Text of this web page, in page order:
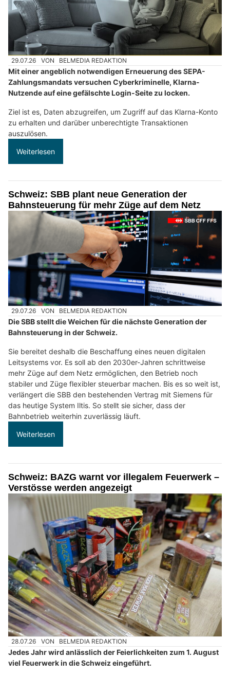
29.07.26 VON BELMEDIA REDAKTION
Mit einer angeblich notwendigen Erneuerung des SEPA-
Zahlungsmandats versuchen Cyberkriminelle, Klarna-
Nutzende auf eine gefälschte Login-Seite zu locken.
Ziel ist es, Daten abzugreifen, um Zugriff auf das Klarna-Konto
zu erhalten und darüber unberechtigte Transaktionen
auszulösen.
Weiterlesen
Schweiz: SBB plant neue Generation der
Bahnsteuerung für mehr Züge auf dem Netz
29.07.26 VON BELMEDIA REDAKTION
Die SBB stellt die Weichen für die nächste Generation der
Bahnsteuerung in der Schweiz.
Sie bereitet deshalb die Beschaffung eines neuen digitalen
Leitsystems vor. Es soll ab den 2030er-Jahren schrittweise
mehr Züge auf dem Netz ermöglichen, den Betrieb noch
stabiler und Züge flexibler steuerbar machen. Bis es so weit ist,
verlängert die SBB den bestehenden Vertrag mit Siemens für
das heutige System Iltis. So stellt sie sicher, dass der
Bahnbetrieb weiterhin zuverlässig läuft.
Weiterlesen
Schweiz: BAZG warnt vor illegalem Feuerwerk –
Verstösse werden angezeigt
28.07.26 VON BELMEDIA REDAKTION
Jedes Jahr wird anlässlich der Feierlichkeiten zum 1. August
viel Feuerwerk in die Schweiz eingeführt.